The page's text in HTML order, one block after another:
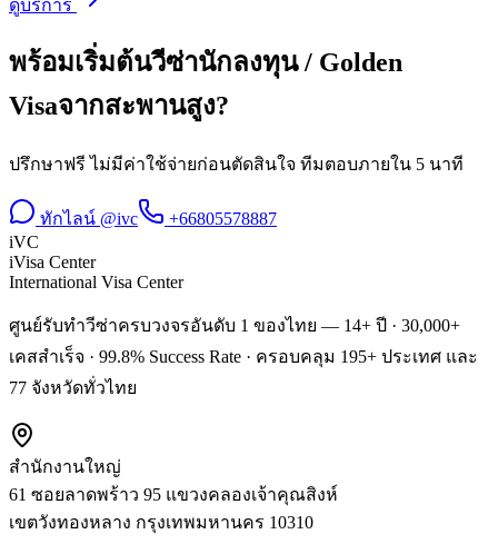
ดูบริการ
พร้อมเริ่มต้นวีซ่านักลงทุน / Golden
Visaจากสะพานสูง?
ปรึกษาฟรี ไม่มีค่าใช้จ่ายก่อนตัดสินใจ ทีมตอบภายใน 5 นาที
ทักไลน์ @ivc
+66805578887
iVC
iVisa Center
International Visa Center
ศูนย์รับทำวีซ่าครบวงจรอันดับ 1 ของไทย — 14+ ปี · 30,000+
เคสสำเร็จ · 99.8% Success Rate · ครอบคลุม 195+ ประเทศ และ
77 จังหวัดทั่วไทย
สำนักงานใหญ่
61 ซอยลาดพร้าว 95 แขวงคลองเจ้าคุณสิงห์
เขตวังทองหลาง กรุงเทพมหานคร 10310